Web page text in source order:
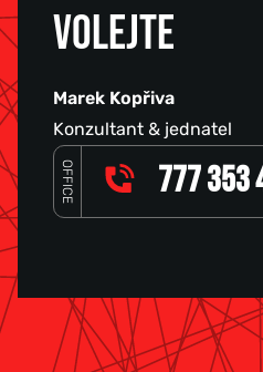
VOLEJTE
Marek Kopřiva
Konzultant & jednatel
OFFICE 777 353